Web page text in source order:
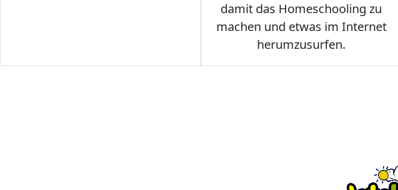
damit das Homeschooling zu
machen und etwas im Internet
herumzusurfen.